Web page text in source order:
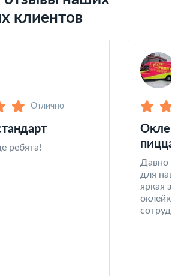
клиентов
Отлично
ребята!
пицца
Давно
для
яркая
оклейке